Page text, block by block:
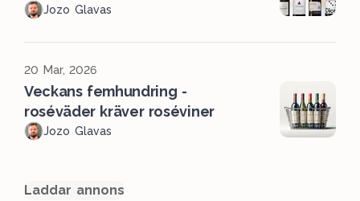
Jozo Glavas
20 Mar, 2026
Veckans femhundring -
roséväder kräver roséviner
Jozo Glavas
Laddar annons